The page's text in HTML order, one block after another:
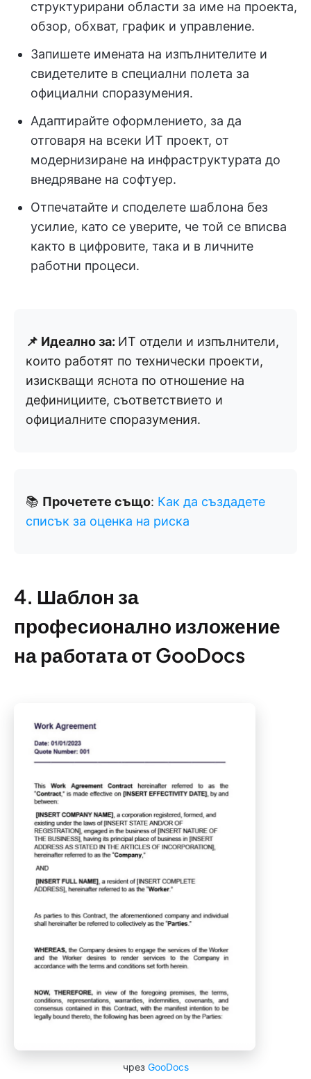
структурирани области за име на проекта,
обзор, обхват, график и управление.
Запишете имената на изпълнителите и
свидетелите в специални полета за
официални споразумения.
Адаптирайте оформлението, за да
отговаря на всеки ИТ проект, от
модернизиране на инфраструктурата до
внедряване на софтуер.
Отпечатайте и споделете шаблона без
усилие, като се уверите, че той се вписва
както в цифровите, така и в личните
работни процеси.
📌 Идеално за: ИТ отдели и изпълнители,
които работят по технически проекти,
изискващи яснота по отношение на
дефинициите, съответствието и
официалните споразумения.
📚 Прочетете също: Как да създадете
списък за оценка на риска
4. Шаблон за
професионално изложение
на работата от GooDocs
чрез GooDocs